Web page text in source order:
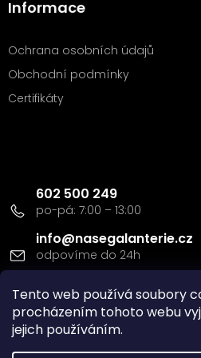
Tento web používá soubory
procházením tohoto webu
jejich používáním.
Informace
Ochrana osobních údajů
Obchodní podmínky
Certifikáty
info@nasegalanterie.cz
602 500 249
Doprava a platba